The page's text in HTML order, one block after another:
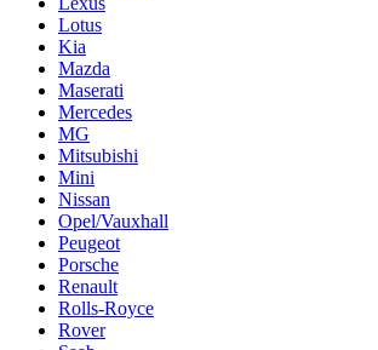
Lotus
Kia
Mazda
Maserati
Mercedes
MG
Mitsubishi
Mini
Nissan
Opel/Vauxhall
Peugeot
Porsche
Renault
Rolls-Royce
Rover